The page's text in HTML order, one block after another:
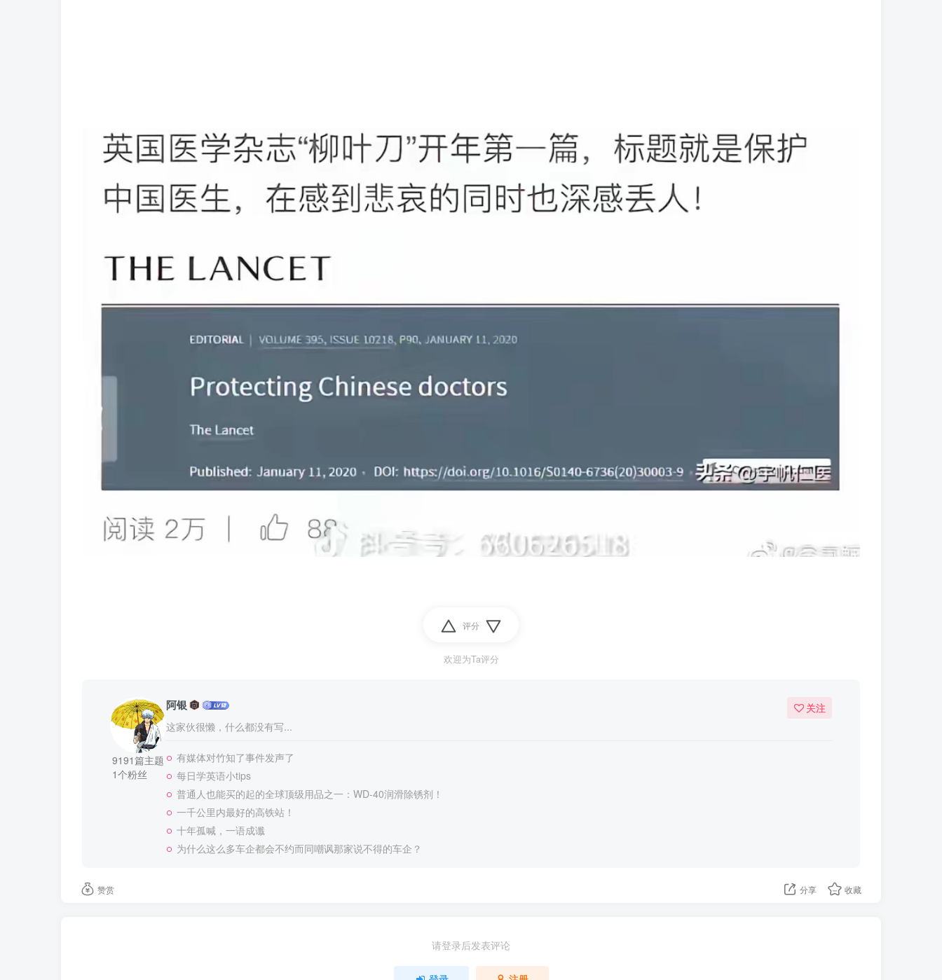
评分
欢迎为Ta评分
9191篇主题
1个粉丝
阿银
这家伙很懒，什么都没有写...
关注
有媒体对竹知了事件发声了
每日学英语小tips
普通人也能买的起的全球顶级用品之一：WD-40润滑除锈剂！
一千公里内最好的高铁站！
十年孤喊，一语成谶
为什么这么多车企都会不约而同嘲讽那家说不得的车企？
赞赏 分享 收藏
请登录后发表评论